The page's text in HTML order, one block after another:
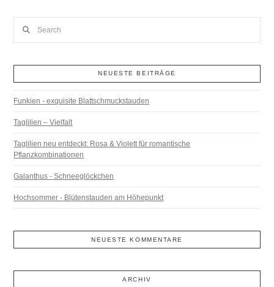
NEUESTE BEITRÄGE
Funkien - exquisite Blattschmuckstauden
Taglilien – Vielfalt
Taglilien neu entdeckt: Rosa & Violett für romantische
Pflanzkombinationen
Galanthus - Schneeglöckchen
Hochsommer - Blütenstauden am Höhepunkt
NEUESTE KOMMENTARE
ARCHIV